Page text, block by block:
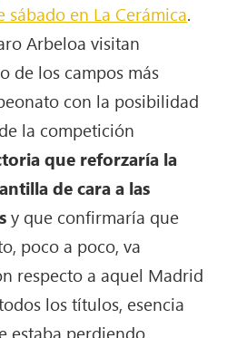
sábado en La Cerámica.
Arbeloa visitan
de los campos más
con la posibilidad
la competición
que reforzaría la
de cara a las
y que confirmaría que
poco a poco, va
respecto a aquel Madrid
los títulos, esencia
estaba perdiendo.